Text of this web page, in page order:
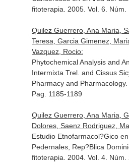
fitoterapia . 2005. Vol. 6.
Quilez Guerrero, Ana Maria,
Teresa, Garcia Gimenez,
Vazquez, Rocio:
Phytochemical Analysis and
Intermixta Trel. and Cissus
Pharmacy and Pharmacology.
Pag. 1185-1189
Quilez Guerrero, Ana Maria,
Dolores, Saenz Rodriguez,
Estudio Etnofarmacol?Gico
Pedernales, Rep?Blica
fitoterapia . 2004. Vol. 4.